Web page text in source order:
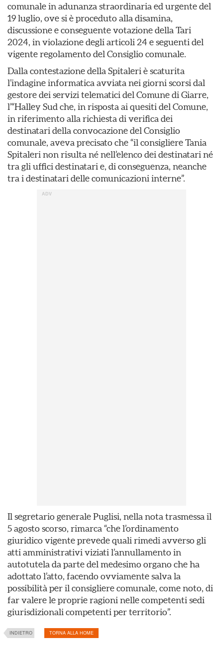
comunale in adunanza straordinaria ed urgente del
19 luglio, ove si è proceduto alla disamina,
discussione e conseguente votazione della Tari
2024, in violazione degli articoli 24 e seguenti del
vigente regolamento del Consiglio comunale.
Dalla contestazione della Spitaleri è scaturita
l’indagine informatica avviata nei giorni scorsi dal
gestore dei servizi telematici del Comune di Giarre,
l’“Halley Sud che, in risposta ai quesiti del Comune,
in riferimento alla richiesta di verifica dei
destinatari della convocazione del Consiglio
comunale, aveva precisato che “il consigliere Tania
Spitaleri non risulta né nell’elenco dei destinatari né
tra gli uffici destinatari e, di conseguenza, neanche
tra i destinatari delle comunicazioni interne”.
Il segretario generale Puglisi, nella nota trasmessa il
5 agosto scorso, rimarca “che l’ordinamento
giuridico vigente prevede quali rimedi avverso gli
atti amministrativi viziati l’annullamento in
autotutela da parte del medesimo organo che ha
adottato l’atto, facendo ovviamente salva la
possibilità per il consigliere comunale, come noto, di
far valere le proprie ragioni nelle competenti sedi
giurisdizionali competenti per territorio”.
INDIETRO TORNA ALLA HOME